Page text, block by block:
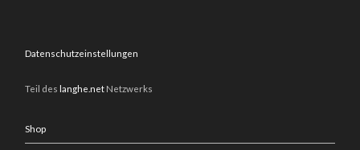
Datenschutzeinstellungen
Teil des langhe.net Netzwerks
Shop